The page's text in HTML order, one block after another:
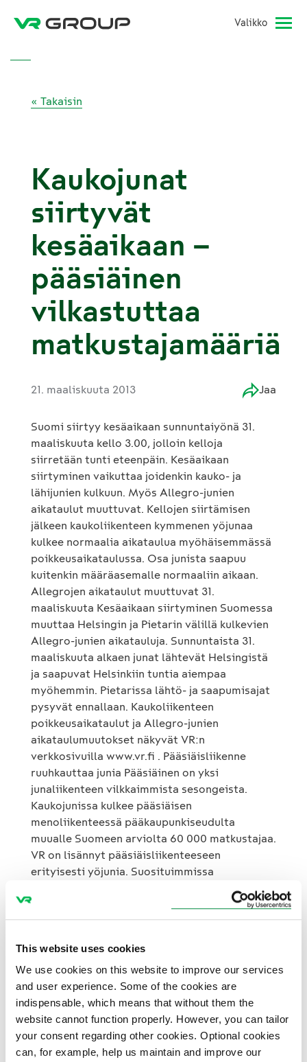
This website uses cookies
We use cookies on this website to improve our services
and user experience. Some of the cookies are
indispensable, which means that without them the
website cannot function properly. However, you can tailor
your consent regarding other cookies. Optional cookies
can, for example, help us maintain and improve our
Valikko
« Takaisin
Kaukojunat
siirtyvät
kesäaikaan –
pääsiäinen
vilkastuttaa
matkustajamääriä
21. maaliskuuta 2013 Jaa
Suomi siirtyy kesäaikaan sunnuntaiyönä 31.
maaliskuuta kello 3.00, jolloin kelloja
siirretään tunti eteenpäin. Kesäaikaan
siirtyminen vaikuttaa joidenkin kauko- ja
lähijunien kulkuun. Myös Allegro-junien
aikataulut muuttuvat. Kellojen siirtämisen
jälkeen kaukoliikenteen kymmenen yöjunaa
kulkee normaalia aikataulua myöhäisemmässä
poikkeusaikataulussa. Osa junista saapuu
kuitenkin määräasemalle normaaliin aikaan.
Allegrojen aikataulut muuttuvat 31.
maaliskuuta Kesäaikaan siirtyminen Suomessa
muuttaa Helsingin ja Pietarin välillä kulkevien
Allegro-junien aikatauluja. Sunnuntaista 31.
maaliskuuta alkaen junat lähtevät Helsingistä
ja saapuvat Helsinkiin tuntia aiempaa
myöhemmin. Pietarissa lähtö- ja saapumisajat
pysyvät ennallaan. Kaukoliikenteen
poikkeusaikataulut ja Allegro-junien
aikataulumuutokset näkyvät VR:n
verkkosivuilla www.vr.fi . Pääsiäisliikenne
ruuhkauttaa junia Pääsiäinen on yksi
junaliikenteen vilkkaimmista sesongeista.
Kaukojunissa kulkee pääsiäisen
menoliikenteessä pääkaupunkiseudulta
muualle Suomeen arviolta 60 000 matkustajaa.
VR on lisännyt pääsiäisliikenteeseen
erityisesti yöjunia. Suosituimmissa
menoliikenteen vilkkain päivä on kiirastorstai.
Paluuliikenteessä vilkkainta on toisena
junalla matkustetaan erityisesti Lapin
lomakohteisiin. Suosituimmat päiväjunat
kulkevat pääkaupunkiseudulta Itä-Suomen ja
Pohjanmaan suuntiin. Kaukojunilla
poikkeusaikataulut Pääsiäinen muuttaa
kaukojunien aikatauluja. Kiirastorstaina 28.3.
noudatetaan perjantain aikatauluja. Kolarista